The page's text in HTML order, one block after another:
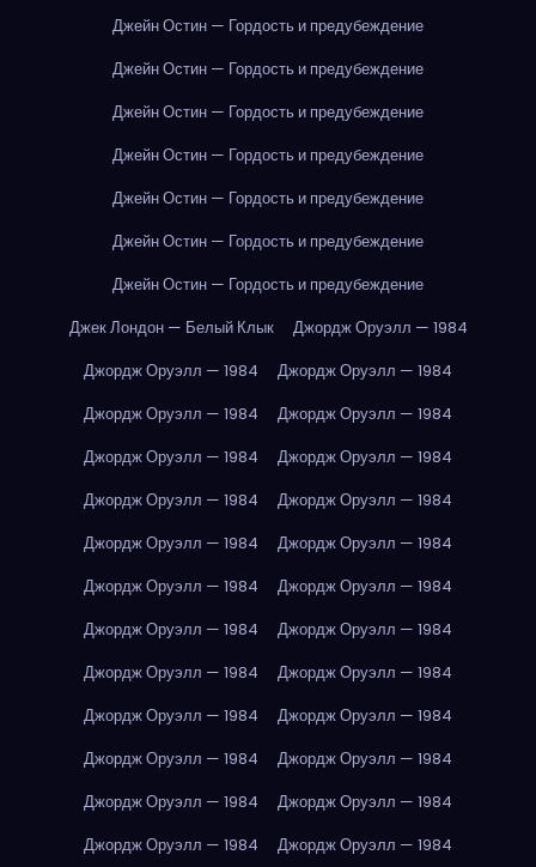
Джейн Остин — Гордость и предубеждение
Джейн Остин — Гордость и предубеждение
Джейн Остин — Гордость и предубеждение
Джейн Остин — Гордость и предубеждение
Джейн Остин — Гордость и предубеждение
Джейн Остин — Гордость и предубеждение
Джейн Остин — Гордость и предубеждение
Джек Лондон — Белый Клык
Джордж Оруэлл — 1984
Джордж Оруэлл — 1984
Джордж Оруэлл — 1984
Джордж Оруэлл — 1984
Джордж Оруэлл — 1984
Джордж Оруэлл — 1984
Джордж Оруэлл — 1984
Джордж Оруэлл — 1984
Джордж Оруэлл — 1984
Джордж Оруэлл — 1984
Джордж Оруэлл — 1984
Джордж Оруэлл — 1984
Джордж Оруэлл — 1984
Джордж Оруэлл — 1984
Джордж Оруэлл — 1984
Джордж Оруэлл — 1984
Джордж Оруэлл — 1984
Джордж Оруэлл — 1984
Джордж Оруэлл — 1984
Джордж Оруэлл — 1984
Джордж Оруэлл — 1984
Джордж Оруэлл — 1984
Джордж Оруэлл — 1984
Джордж Оруэлл — 1984
Джордж Оруэлл — 1984